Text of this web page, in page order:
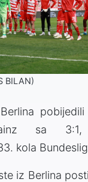
BILAN)
sa
kola
iz Berlina